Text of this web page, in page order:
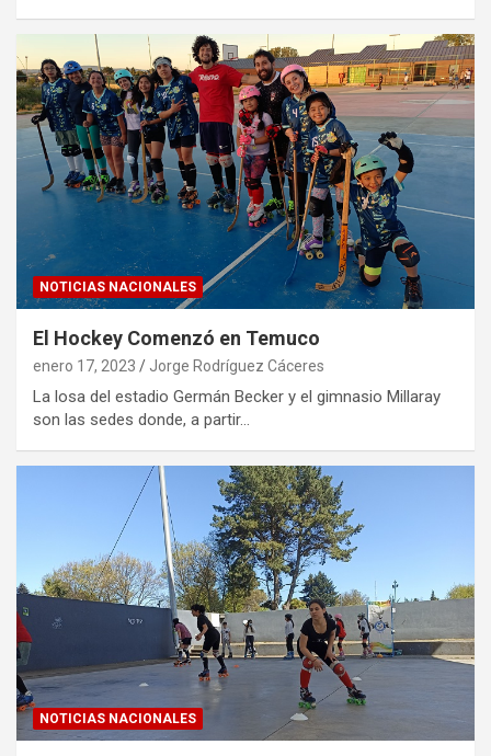
NOTICIAS NACIONALES
El Hockey Comenzó en Temuco
enero 17, 2023 Jorge Rodríguez Cáceres
La losa del estadio Germán Becker y el gimnasio Millaray
son las sedes donde, a partir…
NOTICIAS NACIONALES